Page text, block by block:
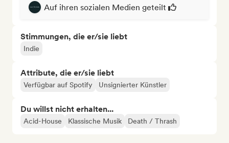
Auf ihren sozialen Medien geteilt
Stimmungen, die er/sie liebt
Indie
Attribute, die er/sie liebt
Verfügbar auf Spotify Unsignierter Künstler
Du willst nicht erhalten...
Acid-House Klassische Musik Death / Thrash